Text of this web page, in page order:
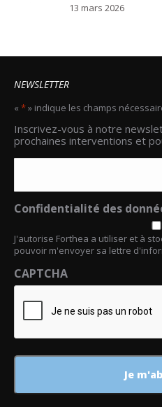
13 mars 2026
NEWSLETTER
« *» indique les champs
*
Inscrivez-vous à notre
prochaines interventions et
Confidentialité des
J'autorise Forthea a utiliser et à
pouvoir m'envoyer sa lettre
CAPTCHA